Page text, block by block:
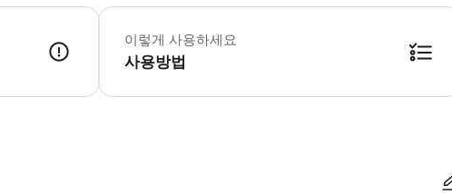
- 클래스 주소는 예약 후 확인하실 수 있습니다. - 현지 시장 투어
이렇게 사용하세요
사용방법